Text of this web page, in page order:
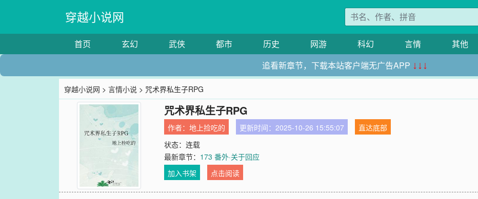
穿越小说网
首页 玄幻 武侠 都市 历史 网游 科幻 言情 其他
追看新章节，下载本站客户端无广告APP ↓↓↓
穿越小说网 >言情小说 > 咒术界私生子RPG
咒术界私生子RPG
作者：地上捡吃的 更新时间：2025-10-26 15:55:07
直达底部
状态：连载
最新章节： 173 番外·关于回应
加入书架
点击阅读